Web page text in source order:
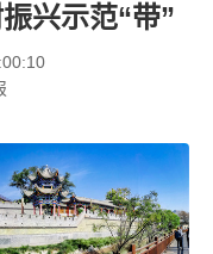
兴示范“带”